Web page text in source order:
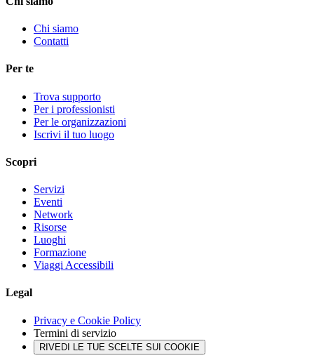
Chi siamo
Contatti
Per te
Trova supporto
Per i professionisti
Per le organizzazioni
Iscrivi il tuo luogo
Scopri
Servizi
Eventi
Network
Risorse
Luoghi
Formazione
Viaggi Accessibili
Legal
Privacy e Cookie Policy
Termini di servizio
RIVEDI LE TUE SCELTE SUI COOKIE